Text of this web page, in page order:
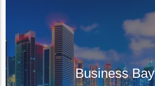
Business Bay